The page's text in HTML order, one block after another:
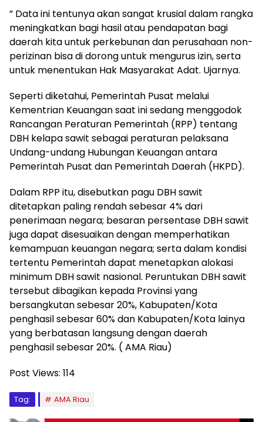
” Data ini tentunya akan sangat krusial dalam rangka
meningkatkan bagi hasil atau pendapatan bagi
daerah kita untuk perkebunan dan perusahaan non-
perizinan bisa di dorong untuk mengurus izin, serta
untuk menentukan Hak Masyarakat Adat. Ujarnya.
Seperti diketahui, Pemerintah Pusat melalui
Kementrian Keuangan saat ini sedang menggodok
Rancangan Peraturan Pemerintah (RPP) tentang
DBH kelapa sawit sebagai peraturan pelaksana
Undang-undang Hubungan Keuangan antara
Pemerintah Pusat dan Pemerintah Daerah (HKPD).
Dalam RPP itu, disebutkan pagu DBH sawit
ditetapkan paling rendah sebesar 4% dari
penerimaan negara; besaran persentase DBH sawit
juga dapat disesuaikan dengan memperhatikan
kemampuan keuangan negara; serta dalam kondisi
tertentu Pemerintah dapat menetapkan alokasi
minimum DBH sawit nasional. Peruntukan DBH sawit
tersebut dibagikan kepada Provinsi yang
bersangkutan sebesar 20%, Kabupaten/Kota
penghasil sebesar 60% dan Kabupaten/Kota lainya
yang berbatasan langsung dengan daerah
penghasil sebesar 20%. ( AMA Riau)
Post Views: 114
Tag: AMA Riau